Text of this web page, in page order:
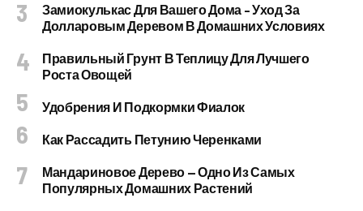
Замиокулькас Для Вашего Дома – Уход За
Долларовым Деревом В Домашних Условиях
Правильный Грунт В Теплицу Для Лучшего
Роста Овощей
Удобрения И Подкормки Фиалок
Как Рассадить Петунию Черенками
Мандариновое Дерево — Одно Из Самых
Популярных Домашних Растений